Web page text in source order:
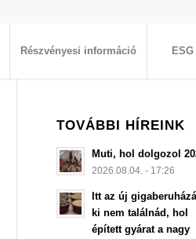
Részvényesi információ ESG
TOVÁBBI HÍREINK
Muti, hol dolgozol
2026.08.04. - 17:26
Itt az új
ki nem találnád, hol
épített gyárat a nagy